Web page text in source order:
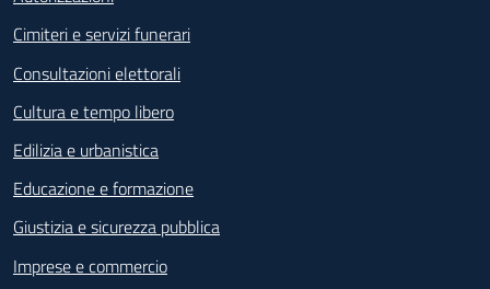
Cimiteri e servizi funerari
Consultazioni elettorali
Cultura e tempo libero
Edilizia e urbanistica
Educazione e formazione
Giustizia e sicurezza pubblica
Imprese e commercio